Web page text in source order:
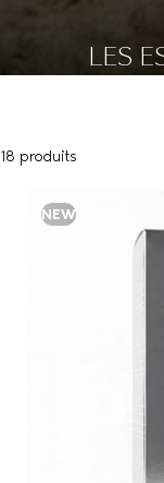
LES
18 produits
NEW